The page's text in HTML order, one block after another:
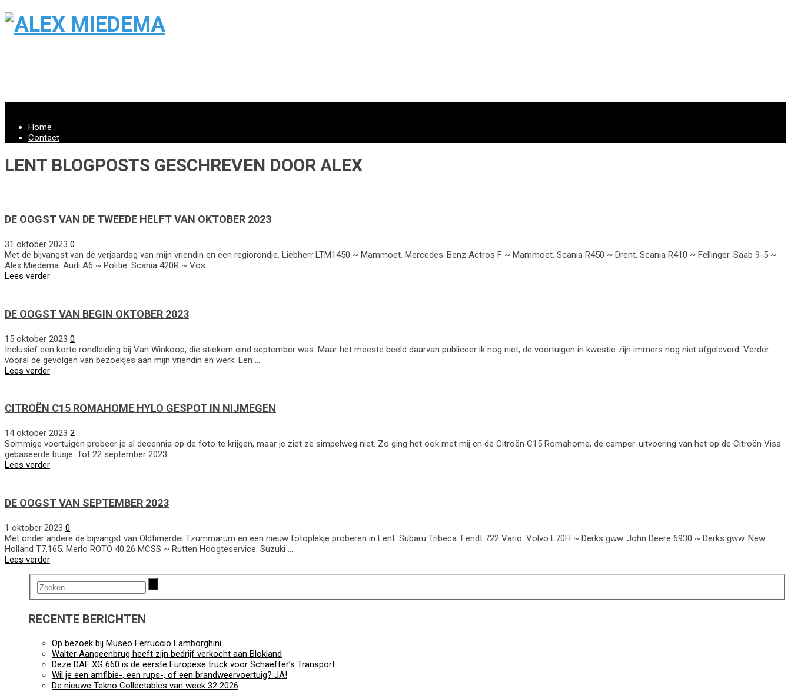
Home
Contact
LENT BLOGPOSTS GESCHREVEN DOOR ALEX
DE OOGST VAN DE TWEEDE HELFT VAN OKTOBER 2023
31 oktober 2023 0
Met de bijvangst van de verjaardag van mijn vriendin en een regiorondje. Liebherr LTM1450 ~ Mammoet. Mercedes-Benz Actros F ~ Mammoet. Scania R450 ~ Drent. Scania R410 ~ Fellinger. Saab 9-5 ~
Alex Miedema. Audi A6 ~ Politie. Scania 420R ~ Vos. …
Lees verder
DE OOGST VAN BEGIN OKTOBER 2023
15 oktober 2023 0
Inclusief een korte rondleiding bij Van Winkoop, die stiekem eind september was. Maar het meeste beeld daarvan publiceer ik nog niet, de voertuigen in kwestie zijn immers nog niet afgeleverd. Verder
vooral de gevolgen van bezoekjes aan mijn vriendin en werk. Een …
Lees verder
CITROËN C15 ROMAHOME HYLO GESPOT IN NIJMEGEN
14 oktober 2023 2
Sommige voertuigen probeer je al decennia op de foto te krijgen, maar je ziet ze simpelweg niet. Zo ging het ook met mij en de Citroën C15 Romahome, de camper-uitvoering van het op de Citroën Visa
gebaseerde busje. Tot 22 september 2023. …
Lees verder
DE OOGST VAN SEPTEMBER 2023
1 oktober 2023 0
Met onder andere de bijvangst van Oldtimerdei Tzummarum en een nieuw fotoplekje proberen in Lent. Subaru Tribeca. Fendt 722 Vario. Volvo L70H ~ Derks gww. John Deere 6930 ~ Derks gww. New
Holland T7.165. Merlo ROTO 40.26 MCSS ~ Rutten Hoogteservice. Suzuki …
Lees verder
RECENTE BERICHTEN
Op bezoek bij Museo Ferruccio Lamborghini
Walter Aangeenbrug heeft zijn bedrijf verkocht aan Blokland
Deze DAF XG 660 is de eerste Europese truck voor Schaeffer’s Transport
Wil je een amfibie-, een rups-, of een brandweervoertuig? JA!
De nieuwe Tekno Collectables van week 32 2026